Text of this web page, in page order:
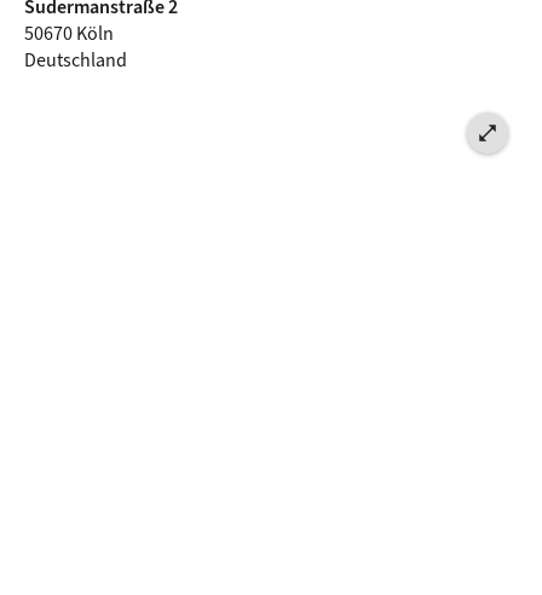
Sudermanstraße 2
50670 Köln
Deutschland
open_in_full